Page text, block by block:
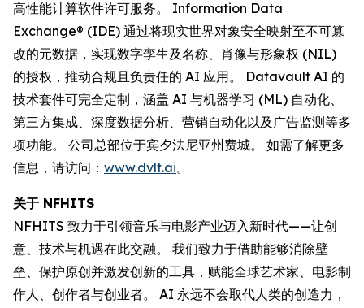
高性能计算软件许可服务。 Information Data
Exchange® (IDE) 通过将现实世界对象安全映射至不可篡
改的元数据，实现数字孪生及名称、肖像与形象权 (NIL)
的授权，推动合规且负责任的 AI 应用。 Datavault AI 的
技术套件可完全定制，涵盖 AI 与机器学习 (ML) 自动化、
第三方集成、深度数据分析、营销自动化以及广告监测等多
项功能。 公司总部位于宾夕法尼亚州费城。 如需了解更多
信息，请访问： www.dvlt.ai。
关于 NFHITS
NFHITS 致力于引领音乐与电影产业迈入新时代——让创
意、技术与机遇在此交融。 我们致力于借助能够消除壁
垒、保护原创并激发创新的工具，赋能全球艺术家、电影制
作人、创作者与创业者。 AI 永远不会取代人类的创造力，